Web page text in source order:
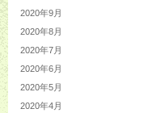
2020年9月
2020年8月
2020年7月
2020年6月
2020年5月
2020年4月